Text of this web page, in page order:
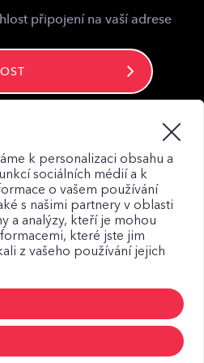
připojení na vaší adrese
údajů
k personalizaci obsahu a
sociálních médií a k
o vašem používání
s našimi partnery v oblasti
a analýzy, kteří je mohou
které jste jim
z vašeho používání jejich